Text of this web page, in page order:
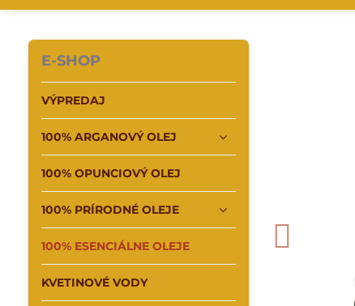
E-SHOP
VÝPREDAJ
100% ARGANOVÝ OLEJ
100% OPUNCIOVÝ OLEJ
100% PRÍRODNÉ OLEJE
100% ESENCIÁLNE OLEJE
KVETINOVÉ VODY